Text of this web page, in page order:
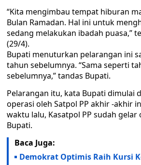
“Kita mengimbau tempat hiburan
Bulan Ramadan. Hal ini untuk
sedang melakukan ibadah puasa,”
(29/4).
Bupati menuturkan pelarangan ini
tahun sebelumnya. “Sama seperti
sebelumnya,” tandas Bupati.
Pelarangan itu, kata Bupati dimulai
operasi oleh Satpol PP akhir -akhir
waktu lalu, Kasatpol PP sudah gelar
Bupati.
Baca Juga:
Demokrat Optimis Raih Kursi